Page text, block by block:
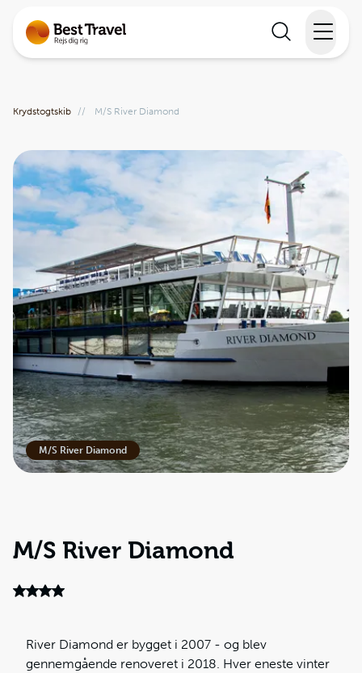
Rejsekalender
Inspiration
Information
Min Rejse
Krydstogtskib // M/S River Diamond
M/S River Diamond
M/S River Diamond
River Diamond er bygget i 2007 - og blev
gennemgående renoveret i 2018. Hver eneste vinter